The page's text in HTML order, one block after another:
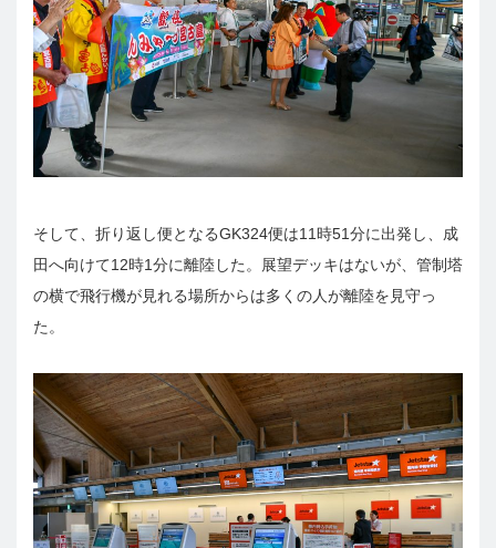
そして、折り返し便となるGK324便は11時51分に出発し、成
田へ向けて12時1分に離陸した。展望デッキはないが、管制塔
の横で飛行機が見れる場所からは多くの人が離陸を見守っ
た。